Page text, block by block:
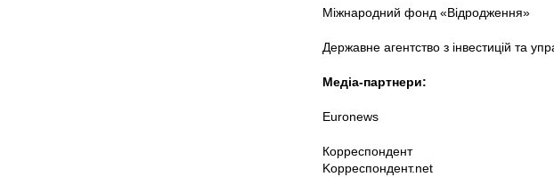
Міжнародний фонд «Відродження»
Державне агентство з інвестицій та
Медіа-партнери:
Euronews
Корреспондент
Kорреспондент.net